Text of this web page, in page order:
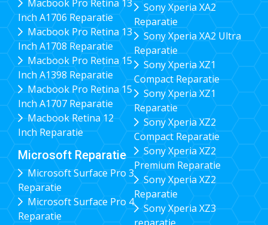
Macbook Pro Retina 13
Inch A1706 Reparatie
Macbook Pro Retina 13
Inch A1708 Reparatie
Macbook Pro Retina 15
Inch A1398 Reparatie
Macbook Pro Retina 15
Inch A1707 Reparatie
Macbook Retina 12
Inch Reparatie
Microsoft Reparatie
Microsoft Surface Pro 3
Reparatie
Microsoft Surface Pro 4
Reparatie
Sony Xperia XA2
Reparatie
Sony Xperia XA2 Ultra
Reparatie
Sony Xperia XZ1
Compact Reparatie
Sony Xperia XZ1
Reparatie
Sony Xperia XZ2
Compact Reparatie
Sony Xperia XZ2
Premium Reparatie
Sony Xperia XZ2
Reparatie
Sony Xperia XZ3
reparatie